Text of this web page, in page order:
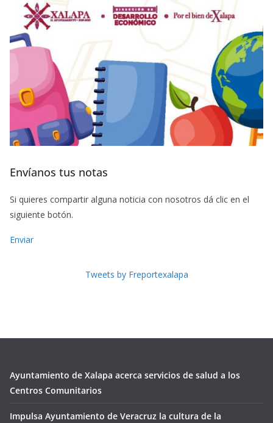
Envíanos tus notas
Si quieres compartir alguna noticia con nosotros dá clic en el
siguiente botón.
Enviar
Tweets by Freportexalapa
Ayuntamiento de Xalapa acerca servicios de salud a los
Centros Comunitarios
Impulsa Ayuntamiento de Veracruz la cultura de la